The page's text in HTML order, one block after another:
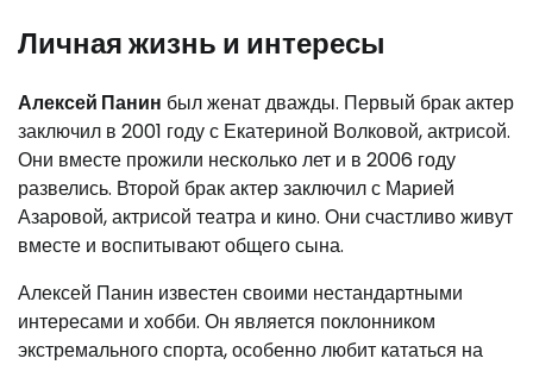
Личная жизнь и интересы
Алексей Панин был женат дважды. Первый брак актер
заключил в 2001 году с Екатериной Волковой, актрисой.
Они вместе прожили несколько лет и в 2006 году
развелись. Второй брак актер заключил с Марией
Азаровой, актрисой театра и кино. Они счастливо живут
вместе и воспитывают общего сына.
Алексей Панин известен своими нестандартными
интересами и хобби. Он является поклонником
экстремального спорта, особенно любит кататься на